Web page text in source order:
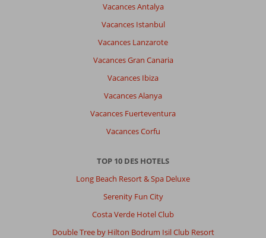
Vacances Antalya
Vacances Istanbul
Vacances Lanzarote
Vacances Gran Canaria
Vacances Ibiza
Vacances Alanya
Vacances Fuerteventura
Vacances Corfu
TOP 10 DES HOTELS
Long Beach Resort & Spa Deluxe
Serenity Fun City
Costa Verde Hotel Club
Double Tree by Hilton Bodrum Isil Club Resort